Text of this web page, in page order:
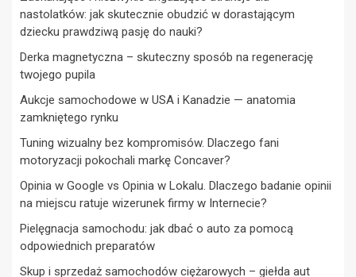
nastolatków: jak skutecznie obudzić w dorastającym
dziecku prawdziwą pasję do nauki?
Derka magnetyczna – skuteczny sposób na regenerację
twojego pupila
Aukcje samochodowe w USA i Kanadzie — anatomia
zamkniętego rynku
Tuning wizualny bez kompromisów. Dlaczego fani
motoryzacji pokochali markę Concaver?
Opinia w Google vs Opinia w Lokalu. Dlaczego badanie opinii
na miejscu ratuje wizerunek firmy w Internecie?
Pielęgnacja samochodu: jak dbać o auto za pomocą
odpowiednich preparatów
Skup i sprzedaż samochodów ciężarowych – giełda aut